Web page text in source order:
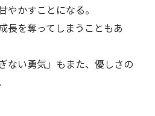
やかすことになる。
長を奪ってしまうこともあ
ない勇気」もまた、優しさの